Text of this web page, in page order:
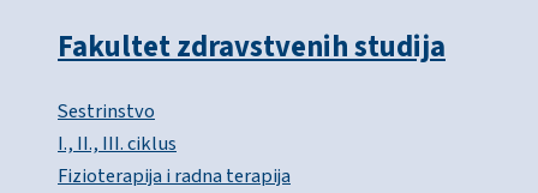
Fakultet zdravstvenih studija
Sestrinstvo
I., II., III. ciklus
Fizioterapija i radna terapija